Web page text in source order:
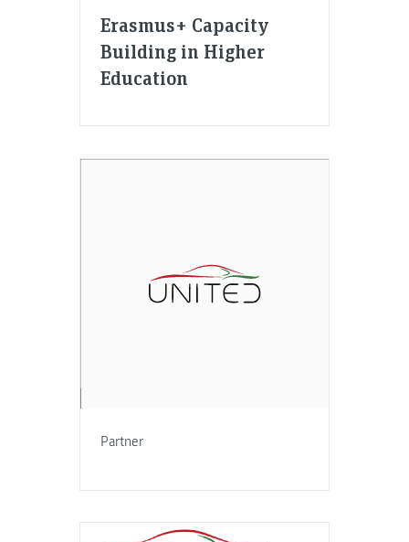
Erasmus+ Capacity
Building in Higher
Education
Partner